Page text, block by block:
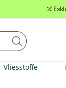
Vliesstoffe